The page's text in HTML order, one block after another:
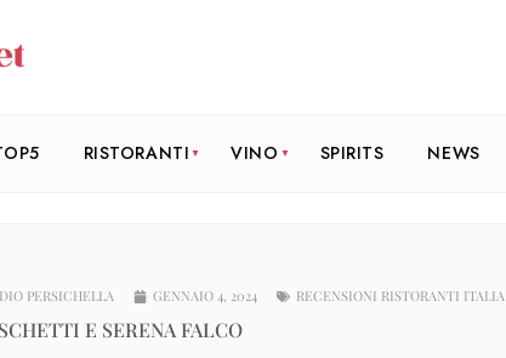
RISTORANTI VINO SPIRITS NEWS
PERSICHELLA GENNAIO 4, 2024 RECENSIONI RISTORANTI ITALIA
E SERENA FALCO